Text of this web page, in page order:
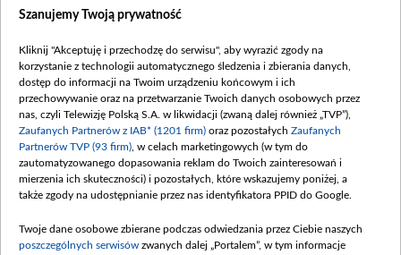
Dostępność
Procedura zgłoszeń wewnętrznych
Szanujemy Twoją prywatność
Kliknij "Akceptuję i przechodzę do serwisu", aby wyrazić zgody na
korzystanie z technologii automatycznego śledzenia i zbierania danych,
dostęp do informacji na Twoim urządzeniu końcowym i ich
przechowywanie oraz na przetwarzanie Twoich danych osobowych przez
nas, czyli Telewizję Polską S.A. w likwidacji (zwaną dalej również „TVP”),
Zaufanych Partnerów z IAB* (1201 firm) oraz pozostałych Zaufanych
Partnerów TVP (93 firm) , w celach marketingowych (w tym do
zautomatyzowanego dopasowania reklam do Twoich zainteresowań i
mierzenia ich skuteczności) i pozostałych, które wskazujemy poniżej, a
także zgody na udostępnianie przez nas identyfikatora PPID do Google.
Twoje dane osobowe zbierane podczas odwiedzania przez Ciebie naszych
poszczególnych serwisów zwanych dalej „Portalem”, w tym informacje